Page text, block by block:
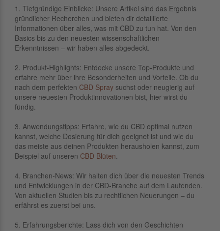
1. Tiefgründige Einblicke: Unsere Artikel sind das Ergebnis
gründlicher Recherchen und bieten dir detaillierte
Informationen über alles, was mit CBD zu tun hat. Von den
Basics bis zu den neuesten wissenschaftlichen
Erkenntnissen – wir haben alles abgedeckt.
2. Produkt-Highlights: Entdecke unsere Top-Produkte und
erfahre mehr über ihre Besonderheiten und Vorteile. Ob du
nach dem perfekten CBD Spray suchst oder neugierig auf
unsere neuesten Produktinnovationen bist, hier wirst du
fündig.
3. Anwendungstipps: Erfahre, wie du CBD optimal nutzen
kannst, welche Dosierung für dich geeignet ist und wie du
das meiste aus deinen Produkten herausholen kannst, zum
Beispiel auf unseren CBD Blüten.
4. Branchen-News: Wir halten dich über die neuesten Trends
und Entwicklungen in der CBD-Branche auf dem Laufenden.
Von aktuellen Studien bis zu rechtlichen Neuerungen – du
erfährst es zuerst bei uns.
5. Erfahrungsberichte: Lass dich von den Geschichten